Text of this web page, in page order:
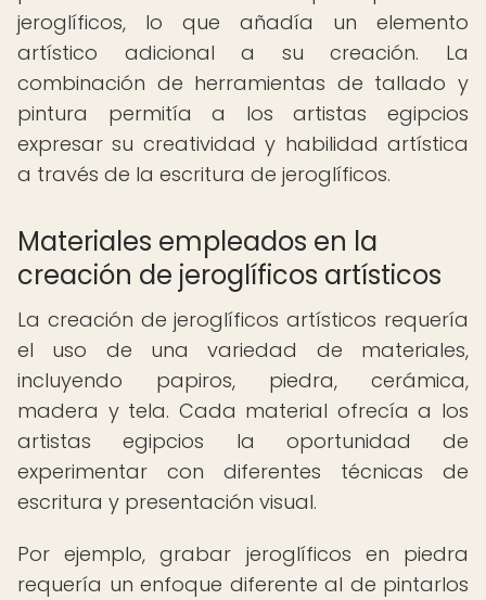
jeroglíficos, lo que añadía un elemento
artístico adicional a su creación. La
combinación de herramientas de tallado y
pintura permitía a los artistas egipcios
expresar su creatividad y habilidad artística
a través de la escritura de jeroglíficos.
Materiales empleados en la
creación de jeroglíficos artísticos
La creación de jeroglíficos artísticos requería
el uso de una variedad de materiales,
incluyendo papiros, piedra, cerámica,
madera y tela. Cada material ofrecía a los
artistas egipcios la oportunidad de
experimentar con diferentes técnicas de
escritura y presentación visual.
Por ejemplo, grabar jeroglíficos en piedra
requería un enfoque diferente al de pintarlos